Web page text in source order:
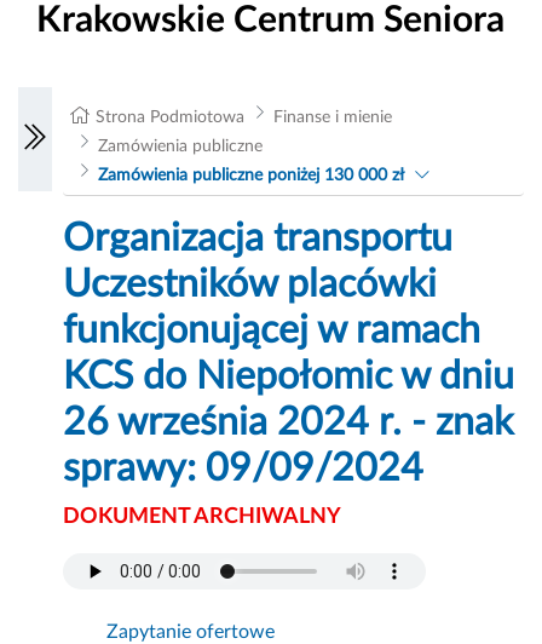
Krakowskie Centrum Seniora
Strona Podmiotowa
Finanse i mienie
Zamówienia publiczne
Zamówienia publiczne poniżej 130 000 zł
Organizacja transportu
Uczestników placówki
funkcjonującej w ramach
KCS do Niepołomic w dniu
26 września 2024 r. - znak
sprawy: 09/09/2024
DOKUMENT ARCHIWALNY
Zapytanie ofertowe